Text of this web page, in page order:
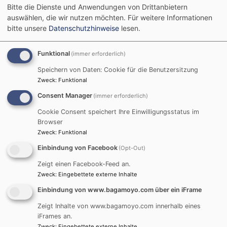
Einmal im
Jahr feiern
wir
gemeinsam in den Gemeinden hier und dort
Partnerschaftstag. Da steht die Partnerschaft im
Mittelpunkt des Gottesdienstes Abwechselnd wird ein
Predigttext vorgeschlagen und Impulse dazu an die
Partner geschickt. In den Fürbitten greifen wir die Nöte
und Sorgen der Partner auf. In vielen Gemeinden gibt
es anschließend noch einen Kirchenkaffee oder ein
Gemeindefest, wo mehr über die Partnerschaft
Bitte die Dienste und Anwendungen von Drittanbietern
auswählen, die wir nutzen möchten. Für weitere Informationen
bitte unsere Datenschutzhinweise lesen.
Funktional (immer erforderlich)
Speichern von Daten: Cookie für die Benutzersitzung
Zweck: Funktional
Consent Manager (immer erforderlich)
Cookie Consent speichert Ihre Einwilligungsstatus im
Browser
Zweck: Funktional
Einbindung von Facebook (Opt-Out)
Zeigt einen Facebook-Feed an.
Zweck: Eingebettete externe Inhalte
Einbindung von www.bagamoyo.com über ein iFrame
Zeigt Inhalte von www.bagamoyo.com innerhalb eines
iFrames an.